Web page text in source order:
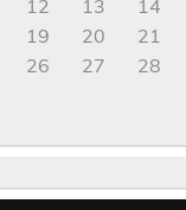
12 13 14
19 20 21
26 27 28